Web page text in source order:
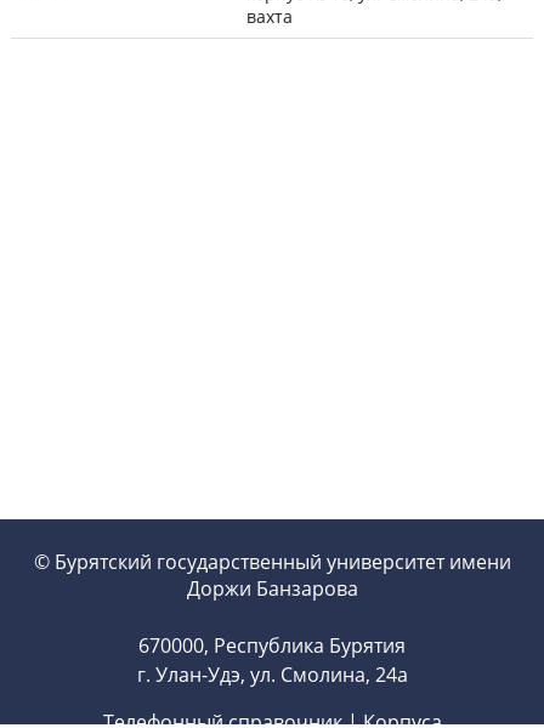
вахта
© Бурятский государственный университет имени
Доржи Банзарова
670000, Республика Бурятия
г. Улан-Удэ, ул. Смолина, 24а
Телефонный справочник|Корпуса